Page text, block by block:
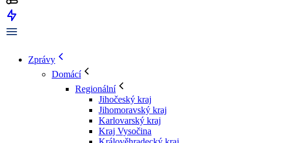
Zprávy
Domácí
Regionální
Jihočeský kraj
Jihomoravský kraj
Karlovarský kraj
Kraj Vysočina